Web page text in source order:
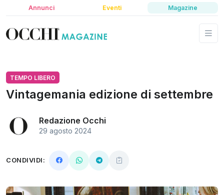
Annunci Eventi Magazine
TEMPO LIBERO
Vintagemania edizione di settembre
Redazione Occhi
29 agosto 2024
CONDIVIDI: